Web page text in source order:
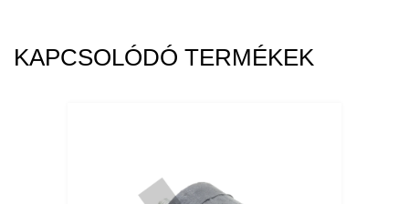
KAPCSOLÓDÓ TERMÉKEK